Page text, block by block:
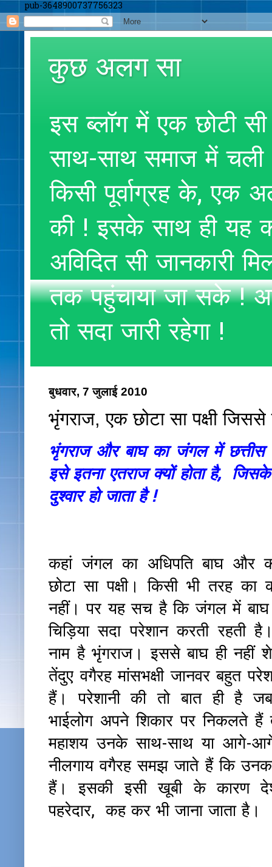
pub-3648900737756323
कुछ अलग सा
इस ब्लॉग में एक छोटी
साथ-साथ समाज में चली
किसी पूर्वाग्रह के,
की ! इसके साथ ही यह
अविदित सी जानकारी
तक पहुंचाया जा सके !
तो सदा जारी रहेगा !
बुधवार, 7 जुलाई 2010
भृंगराज, एक छोटा सा पक्षी जिससे
भृंगराज और बाघ का जंगल में
इसे इतना एतराज क्यों होता है,
दुश्वारहो जाता है !
कहां जंगल का अधिपति बाघ और
छोटा सा पक्षी। किसी भी तरह का
नहीं। पर यह सच है कि जंगल में
चिड़िया सदा परेशान करती रहती
नाम है भृंगराज। इससे बाघ ही नहीं
तेंदुए वगैरह मांसभक्षी जानवर बहुत
हैं। परेशानी की तो बात ही है
भाईलोग अपने शिकार पर निकलते हैं
महाशय उनके साथ-साथ या आगे-
नीलगाय वगैरह समझ जाते हैं कि
हैं। इसकी इसी खूबी के कारण
पहरेदार, कह कर भी जाना जाता है।